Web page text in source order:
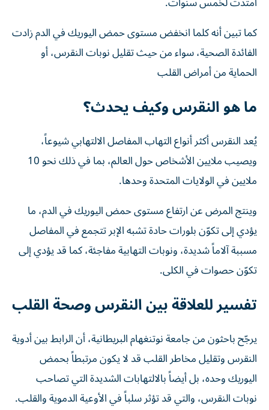
كما تبين أنه كلما انخفض مستوى حمض اليوريك في الدم زادت
الفائدة الصحية، سواء من حيث تقليل نوبات النقرس، أو
الحماية من أمراض القلب
ما هو النقرس وكيف يحدث؟
يُعد النقرس أكثر أنواع التهاب المفاصل الالتهابي شيوعاً،
ويصيب ملايين الأشخاص حول العالم، بما في ذلك نحو 10
ملايين في الولايات المتحدة وحدها.
وينتج المرض عن ارتفاع مستوى حمض اليوريك في الدم، ما
يؤدي إلى تكوّن بلورات حادة تشبه الإبر تتجمع في المفاصل
مسببة آلاماً شديدة، ونوبات التهابية مفاجئة، كما قد يؤدي إلى
تكوّن حصوات في الكلى.
تفسير للعلاقة بين النقرس وصحة القلب
يرجّح باحثون من جامعة نوتنغهام البريطانية، أن الرابط بين أدوية
النقرس وتقليل مخاطر القلب قد لا يكون مرتبطاً بحمض
اليوريك وحده، بل أيضاً بالالتهابات الشديدة التي تصاحب
نوبات النقرس، والتي قد تؤثر سلباً في الأوعية الدموية والقلب.